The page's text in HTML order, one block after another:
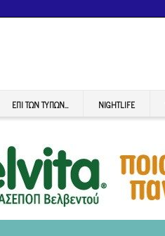
ΕΠI ΤΩΝ ΤΥΠΩΝ… NIGHTLIFE